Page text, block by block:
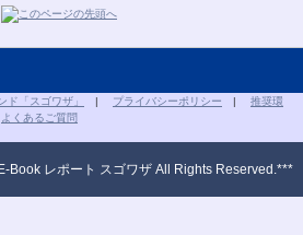
ド「スゴワザ」 | プライバシーポリシー | 推奨環
よくあるご質問
Book レポート スゴワザ All Rights Reserved.***